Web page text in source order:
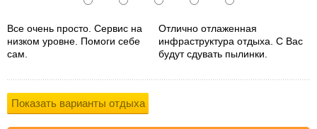
Все очень просто. Сервис на
низком уровне. Помоги себе
сам.
Отлично отлаженная
инфраструктура отдыха. С Вас
будут сдувать пылинки.